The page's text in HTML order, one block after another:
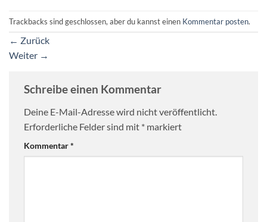
Trackbacks sind geschlossen, aber du kannst einen Kommentar posten.
← Zurück
Weiter →
Schreibe einen Kommentar
Deine E-Mail-Adresse wird nicht veröffentlicht.
Erforderliche Felder sind mit * markiert
Kommentar*